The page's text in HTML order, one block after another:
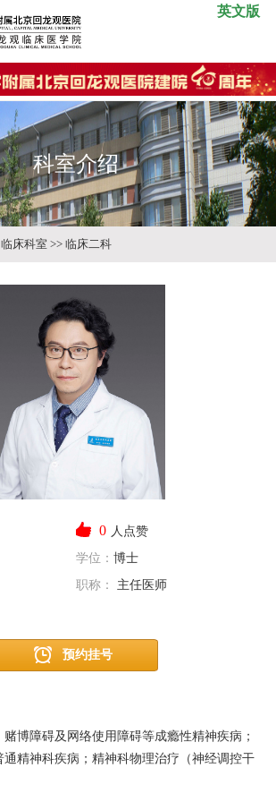
英文版
科室介绍
0 人点赞
学位： 博士
职称：
主任医师
预约挂号
临床科室 >> 临床二科
博障碍及网络使用障碍等成瘾性精神疾病；
精神科疾病；精神科物理治疗（神经调控干